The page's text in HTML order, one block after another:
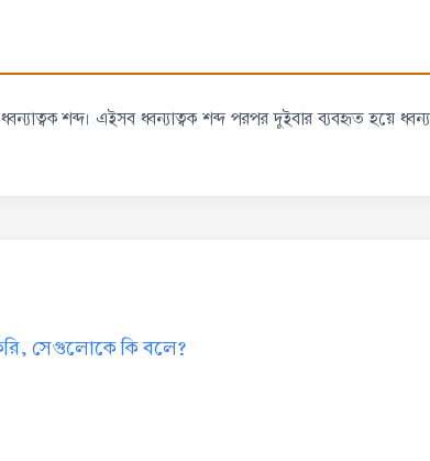
শব্দ। এইসব ধ্বন্যাত্বক শব্দ পরপর দুইবার ব্যবহৃত হয়ে
সেগুলোকে কি বলে?